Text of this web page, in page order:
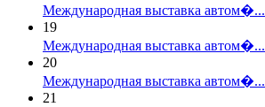
Международная выставка автом�...
19
Международная выставка автом�...
20
Международная выставка автом�...
21